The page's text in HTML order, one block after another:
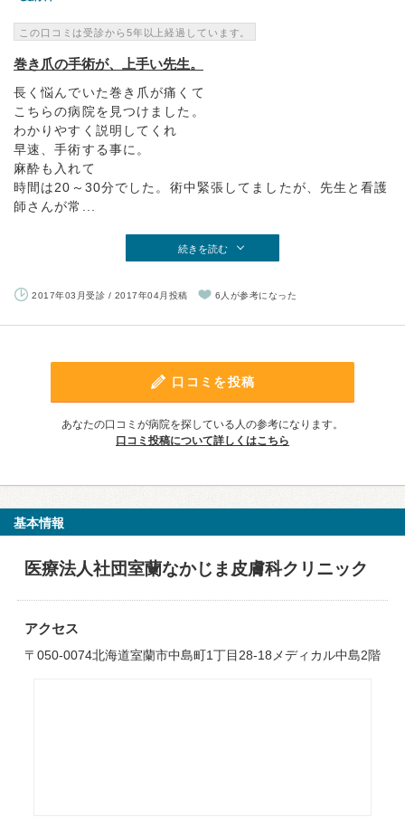
この口コミは受診から5年以上経過しています。
巻き爪の手術が、上手い先生。
長く悩んでいた巻き爪が痛くて
こちらの病院を見つけました。
わかりやすく説明してくれ
早速、手術する事に。
麻酔も入れて
時間は20～30分でした。術中緊張してましたが、先生と看護
師さんが常...
続きを読む
2017年03月受診 / 2017年04月投稿 6人が参考になった
口コミを投稿
あなたの口コミが病院を探している人の参考になります。
口コミ投稿について詳しくはこちら
基本情報
医療法人社団室蘭なかじま皮膚科クリニック
アクセス
〒050-0074北海道室蘭市中島町1丁目28-18メディカル中島2階